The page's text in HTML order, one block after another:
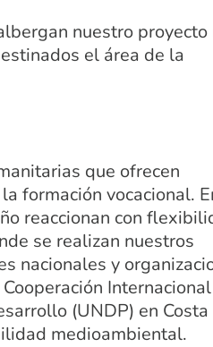
nuestro proyecto
el área de la
que ofrecen
formación vocacional.
reaccionan con
se realizan nuestros
nacionales y
(UNDP) en Costa
medioambiental.